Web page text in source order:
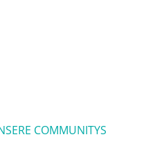
COMMUNITYS